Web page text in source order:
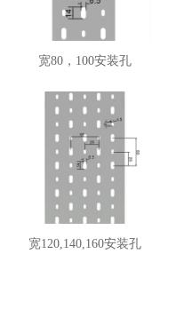
宽80，100安装孔
宽120,140,160安装孔